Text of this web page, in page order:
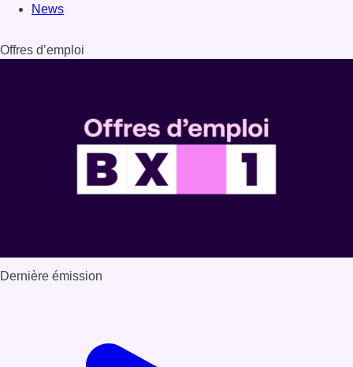
News
Offres d’emploi
Dernière émission